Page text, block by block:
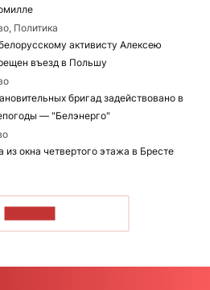
Политика
активисту Алексею
въезд в Польшу
бригад задействовано в
— "Белэнерго"
окна четвертого этажа в Бресте